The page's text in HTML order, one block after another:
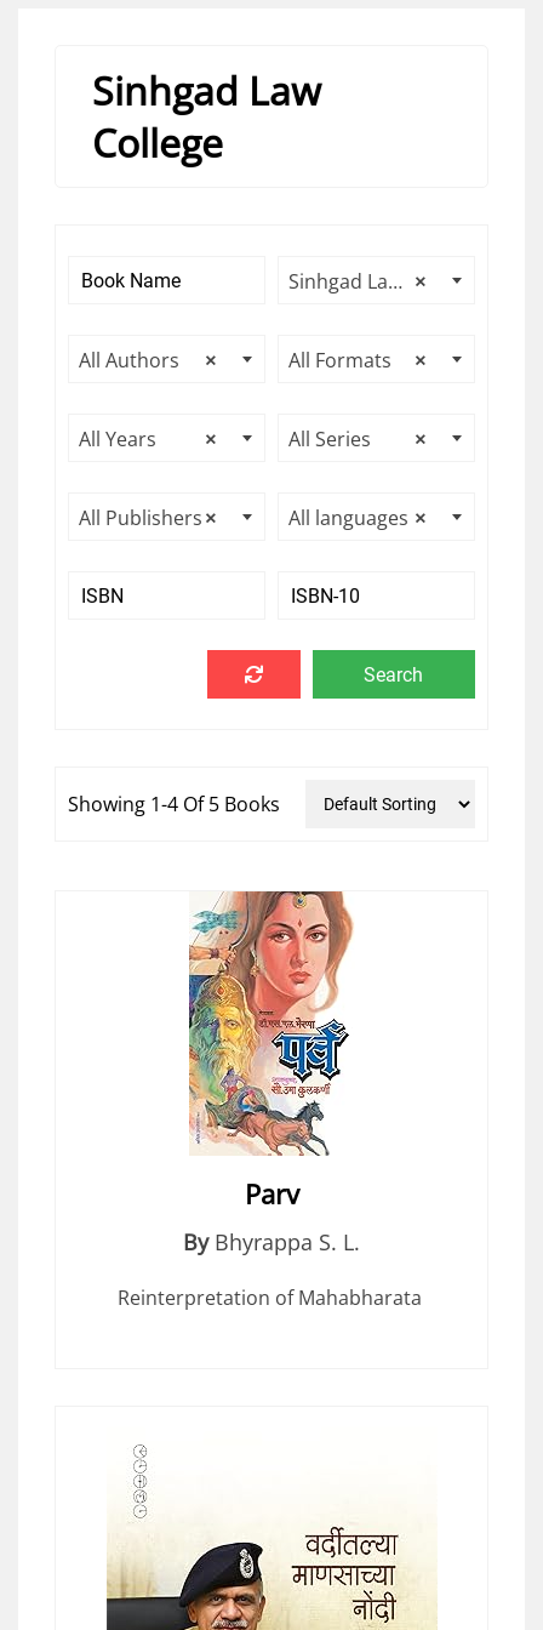
Sinhgad Law
College
×
Sinhgad Law College
×
All Authors ×
All Formats
×
All Years ×
All Series
×
All Publishers ×
All languages
Showing 1-4 Of 5 Books
Parv
By Bhyrappa S. L.
Reinterpretation of Mahabharata